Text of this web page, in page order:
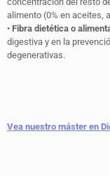
alimento (0% en aceites,
• Fibra dietética o
digestiva y en la
degenerativas.
Vea nuestro máster en